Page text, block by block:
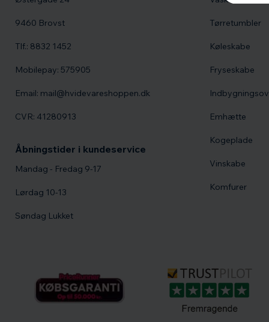
9460 Brovst
Tlf.: 8832 1452
Mobilepay: 575905
Email: mail@hvidevareshoppen.dk
CVR: 41280913
Åbningstider i kundeservice
Mandag - Fredag 9-17
Lørdag 10-13
Søndag Lukket
Tørretumbler
Køleskabe
Fryseskabe
Emhætte
Kogeplade
Vinskabe
Komfurer